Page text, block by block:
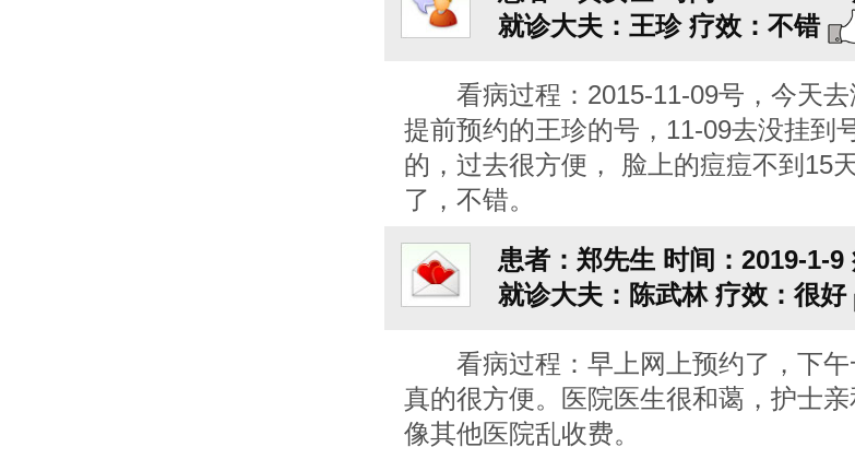
就诊大夫：王珍 疗效：不错
看病过程：2015-11-09号，今天去
提前预约的王珍的号，11-09去没挂到
的，过去很方便， 脸上的痘痘不到15
了，不错。
患者：郑先生 时间：2019-1-9
就诊大夫：陈武林 疗效：很好
看病过程：早上网上预约了，下午
真的很方便。医院医生很和蔼，护士
像其他医院乱收费。